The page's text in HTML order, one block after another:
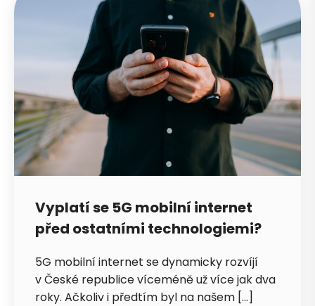
Vyplatí se 5G mobilní internet
před ostatními technologiemi?
5G mobilní internet se dynamicky rozvíjí
v České republice víceméně už více jak dva
roky. Ačkoliv i předtím byl na našem […]